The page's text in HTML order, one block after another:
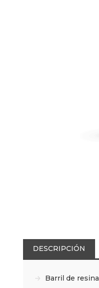
DESCRIPCIÓN
Barril de resina